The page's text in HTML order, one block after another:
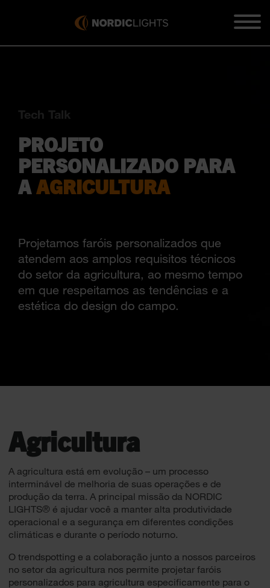
Tech Talk
PROJETO
PERSONALIZADO PARA
A AGRICULTURA
Projetamos faróis personalizados que
atendem aos amplos requisitos técnicos
do setor da agricultura, ao mesmo tempo
em que respeitamos as tendências e a
estética do design do campo.
Agricultura
A agricultura está em evolução – um processo
interminável de melhoria de suas operações e de
produção da terra. A principal missão da NORDIC
LIGHTS® é ajudar você a manter alta produtividade
operacional e a segurança em diferentes condições
climáticas e durante o período noturno.
O trendspotting e a colaboração junto a nossos parceiros
no setor da agricultura nos permite projetar faróis
personalizados para agricultura especificamente para o